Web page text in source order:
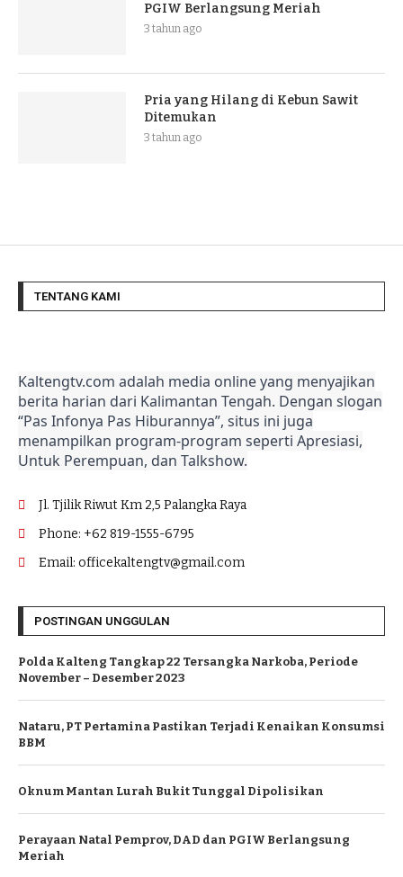
PGIW Berlangsung Meriah
3 tahun ago
Pria yang Hilang di Kebun Sawit
Ditemukan
3 tahun ago
TENTANG KAMI
Kaltengtv.com adalah media online yang menyajikan
berita harian dari Kalimantan Tengah. Dengan slogan
“Pas Infonya Pas Hiburannya”, situs ini juga
menampilkan program-program seperti Apresiasi,
Untuk Perempuan, dan Talkshow.
Jl. Tjilik Riwut Km 2,5 Palangka Raya
Phone: +62 819-1555-6795
Email: officekaltengtv@gmail.com
POSTINGAN UNGGULAN
Polda Kalteng Tangkap 22 Tersangka Narkoba, Periode
November – Desember 2023
Nataru, PT Pertamina Pastikan Terjadi Kenaikan Konsumsi
BBM
Oknum Mantan Lurah Bukit Tunggal Dipolisikan
Perayaan Natal Pemprov, DAD dan PGIW Berlangsung
Meriah